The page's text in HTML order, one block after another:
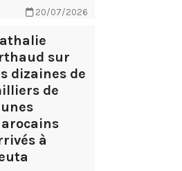
20/07/2026
sur
dizaines de
de
à